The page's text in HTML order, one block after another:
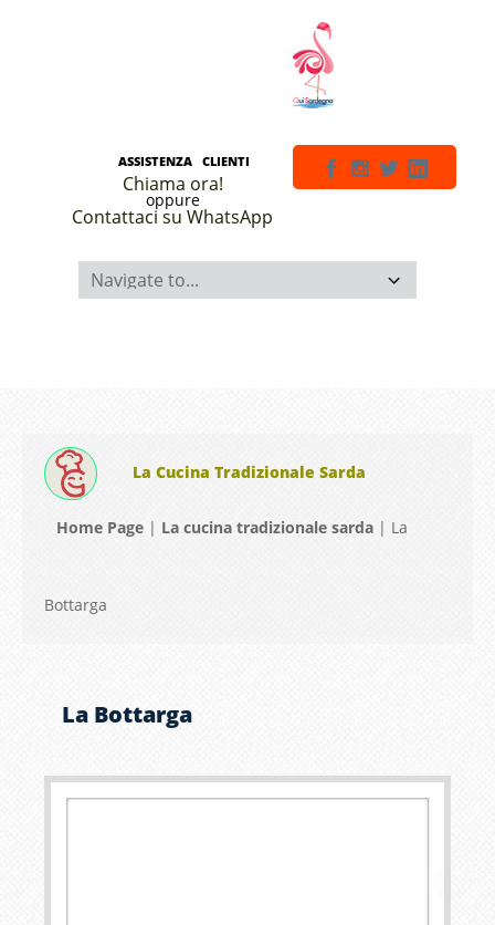
ASSISTENZA CLIENTI
Chiama ora!
oppure
Contattaci su WhatsApp
La Cucina Tradizionale Sarda
Home Page | La cucina tradizionale sarda | La
Bottarga
La Bottarga